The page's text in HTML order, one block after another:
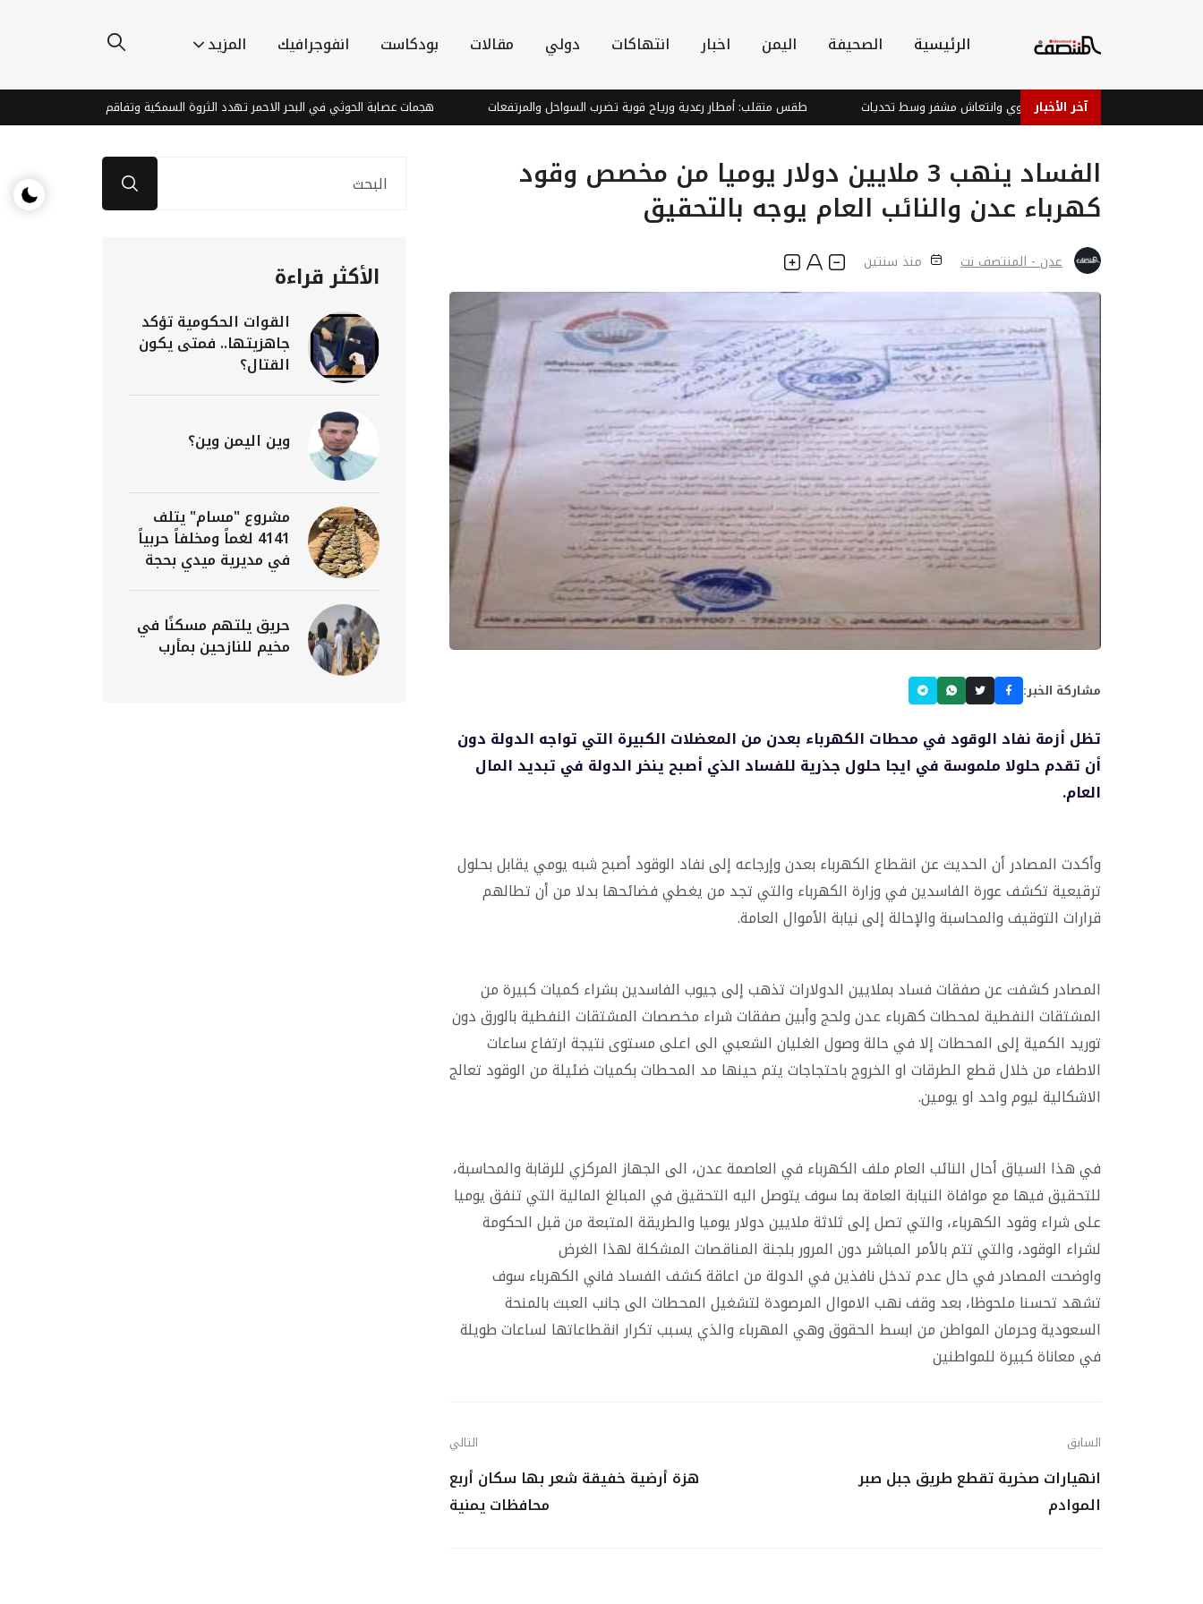
الرئيسية الصحيفة اليمن اخبار انتهاكات دولي مقالات بودكاست انفوجرافيك المزيد
آخر الأخبار
الأسواق العالمية: تباين آسيوي وانتعاش مشفر وسط تحديات طقس متقلب: أمطار رعدية ورياح قوية تضرب السواحل والمرتفعات هجمات عصابة الحوثي في البحر الاحمر تهدد الثروة السمكية وتفاقم معاناة الصيادين في اليمن
الفساد ينهب 3 ملايين دولار يوميا من مخصص وقود
كهرباء عدن والنائب العام يوجه بالتحقيق
عدن - المنتصف نت منذ سنتين
مشاركة الخبر:
تظل أزمة نفاد الوقود في محطات الكهرباء بعدن من المعضلات الكبيرة التي تواجه الدولة دون
أن تقدم حلولا ملموسة في ايجا حلول جذرية للفساد الذي أصبح ينخر الدولة في تبديد المال
العام.
وأكدت المصادر أن الحديث عن انقطاع الكهرباء بعدن وإرجاعه إلى نفاد الوقود أصبح شبه يومي يقابل بحلول
ترقيعية تكشف عورة الفاسدين في وزارة الكهرباء والتي تجد من يغطي فضائحها بدلا من أن تطالهم
قرارات التوقيف والمحاسبة والإحالة إلى نيابة الأموال العامة.
المصادر كشفت عن صفقات فساد بملايين الدولارات تذهب إلى جيوب الفاسدين بشراء كميات كبيرة من
المشتقات النفطية لمحطات كهرباء عدن ولحج وأبين صفقات شراء مخصصات المشتقات النفطية بالورق دون
توريد الكمية إلى المحطات إلا في حالة وصول الغليان الشعبي الى اعلى مستوى نتيجة ارتفاع ساعات
الاطفاء من خلال قطع الطرقات او الخروج باحتجاجات يتم حينها مد المحطات بكميات ضئيلة من الوقود تعالج
الاشكالية ليوم واحد او يومين.
في هذا السياق أحال النائب العام ملف الكهرباء في العاصمة عدن، الى الجهاز المركزي للرقابة والمحاسبة،
للتحقيق فيها مع موافاة النيابة العامة بما سوف يتوصل اليه التحقيق في المبالغ المالية التي تنفق يوميا
على شراء وقود الكهرباء، والتي تصل إلى ثلاثة ملايين دولار يوميا والطريقة المتبعة من قبل الحكومة
لشراء الوقود، والتي تتم بالأمر المباشر دون المرور بلجنة المناقصات المشكلة لهذا الغرض
واوضحت المصادر في حال عدم تدخل نافذين في الدولة من اعاقة كشف الفساد فاني الكهرباء سوف
تشهد تحسنا ملحوظا، بعد وقف نهب الاموال المرصودة لتشغيل المحطات الى جانب العبث بالمنحة
السعودية وحرمان المواطن من ابسط الحقوق وهي المهرباء والذي يسبب تكرار انقطاعاتها لساعات طويلة
في معاناة كبيرة للمواطنين
السابق
انهيارات صخرية تقطع طريق جبل صبر
الموادم
التالي
هزة أرضية خفيقة شعر بها سكان أربع
محافظات يمنية
الأكثر قراءة
القوات الحكومية تؤكد
جاهزيتها.. فمتى يكون
القتال؟
وين اليمن وين؟
مشروع "مسام" يتلف
4141 لغماً ومخلفاً حربياً
في مديرية ميدي بحجة
حريق يلتهم مسكنًا في
مخيم للنازحين بمأرب